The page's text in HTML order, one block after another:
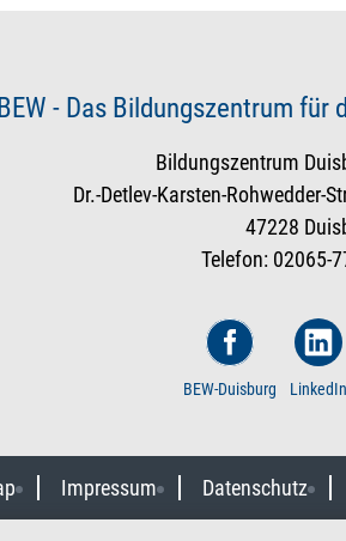
- Das Bildungszentrum
Bildungszentrum
Dr.-Detlev-Karsten-Rohwedder-
47228
Telefon: 02065-
BEW-Duisburg LinkedIn
Impressum Datenschutz